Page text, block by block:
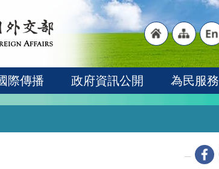
"網 "英
際傳播 政府資訊公開 為民服務